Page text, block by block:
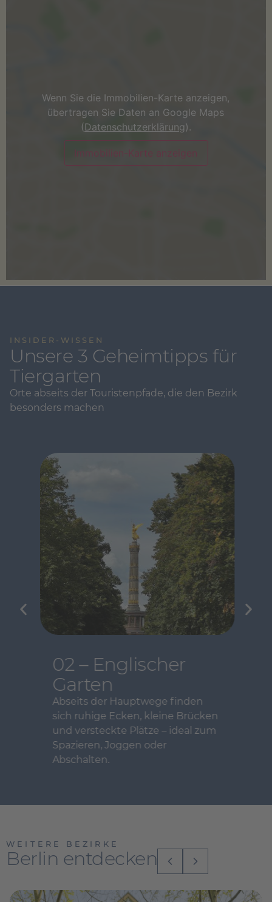
Wenn Sie die Immobilien-Karte anzeigen,
übertragen Sie Daten an Google Maps
(Datenschutzerklärung).
Immobilien-Karte anzeigen
INSIDER-WISSEN
Unsere 3 Geheimtipps für
Tiergarten
Orte abseits der Touristenpfade, die den Bezirk
besonders machen
02 – Englischer
Garten
Abseits der Hauptwege finden
sich ruhige Ecken, kleine Brücken
und versteckte Plätze – ideal zum
Spazieren, Joggen oder
Abschalten.
WEITERE BEZIRKE
Berlin entdecken